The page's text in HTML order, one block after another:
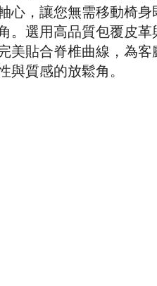
心，讓您無需移動椅身
。選用高品質包覆皮革
美貼合脊椎曲線，為客
與質感的放鬆角。